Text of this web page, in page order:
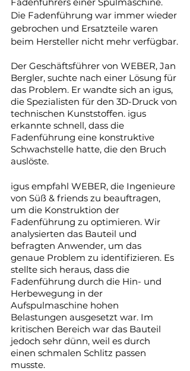
Die Fadenführung war immer wieder
gebrochen und Ersatzteile waren
beim Hersteller nicht mehr verfügbar.
Der Geschäftsführer von WEBER, Jan
Bergler, suchte nach einer Lösung für
das Problem. Er wandte sich an igus,
die Spezialisten für den 3D-Druck von
technischen Kunststoffen. igus
erkannte schnell, dass die
Fadenführung eine konstruktive
Schwachstelle hatte, die den Bruch
auslöste.
igus empfahl WEBER, die Ingenieure
von Süß & friends zu beauftragen,
um die Konstruktion der
Fadenführung zu optimieren. Wir
analysierten das Bauteil und
befragten Anwender, um das
genaue Problem zu identifizieren. Es
stellte sich heraus, dass die
Fadenführung durch die Hin- und
Herbewegung in der
Aufspulmaschine hohen
Belastungen ausgesetzt war. Im
kritischen Bereich war das Bauteil
jedoch sehr dünn, weil es durch
einen schmalen Schlitz passen
musste.